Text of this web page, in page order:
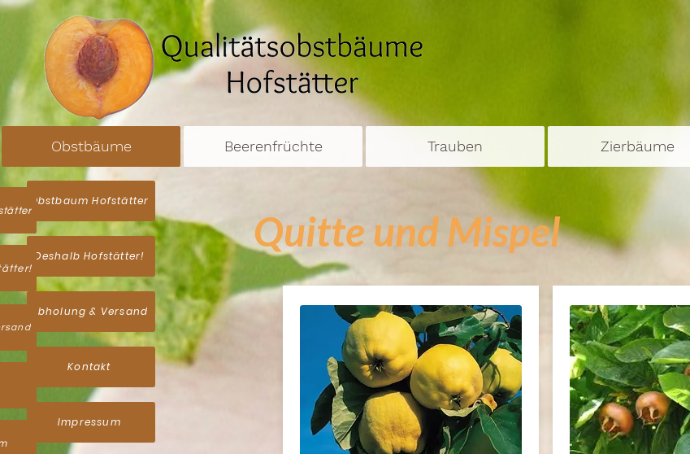
Obstbäume Beerenfrüchte Trauben Zierbäume
Impressum
Kontakt
Abholung & Versand
Deshalb Hofstätter!
Obstbaum Hofstätter
Quitte und Mispel